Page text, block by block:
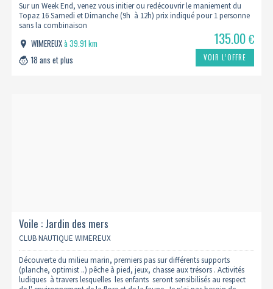
Sur un Week End, venez vous initier ou redécouvrir le maniement du
Topaz 16 Samedi et Dimanche (9h à 12h) prix indiqué pour 1 personne
sans la combinaison
WIMEREUXà 39.91 km
18 ans et plus
135.00€
VOIR L’OFFRE
Voile : Jardin des mers
CLUB NAUTIQUE WIMEREUX
Découverte du milieu marin, premiers pas sur différents supports
(planche, optimist ..) pêche à pied, jeux, chasse aux trésors . Activités
ludiques à travers lesquelles les enfants seront sensibilisés au respect